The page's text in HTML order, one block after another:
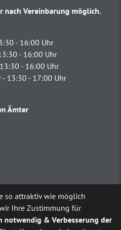
nach Vereinbarung möglich.
- 16:00 Uhr
- 16:00 Uhr
- 16:00 Uhr
- 13:30 - 17:00 Uhr
Ämter
bereitgestellte externe
so attraktiv wie möglich
Ihre Zustimmung für
notwendig & Verbesserung der